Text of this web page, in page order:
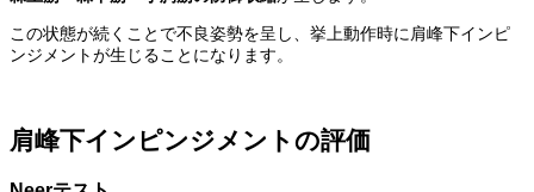
この状態が続くことで不良姿勢を呈し、挙上動作時に肩峰下インピ
ンジメントが生じることになります。
肩峰下インピンジメントの評価